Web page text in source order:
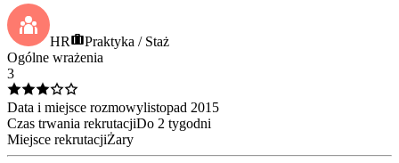
HR
Praktyka / Staż
Ogólne wrażenia
3
Data i miejsce rozmowylistopad 2015
Czas trwania rekrutacjiDo 2 tygodni
Miejsce rekrutacjiŻary